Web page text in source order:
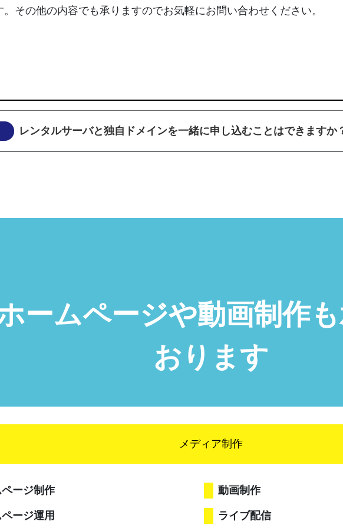
その他の内容でも承りますのでお気軽にお問い合わせください。
レンタルサーバと独自ドメインを一緒に申し込むことはできますか
ームページや動画制作
おります
メディア制作
ージ制作 動画制作
ージ運用 ライブ配信